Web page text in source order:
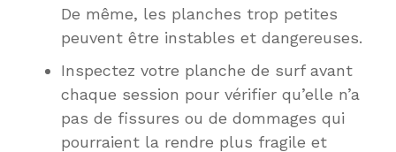
De même, les planches trop petites
peuvent être instables et dangereuses.
Inspectez votre planche de surf avant
chaque session pour vérifier qu’elle n’a
pas de fissures ou de dommages qui
pourraient la rendre plus fragile et